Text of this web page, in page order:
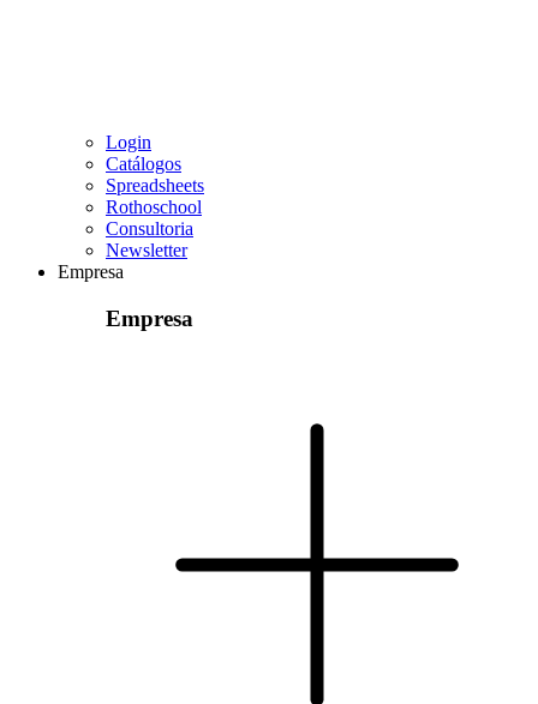
Login
Catálogos
Spreadsheets
Rothoschool
Consultoria
Newsletter
Empresa
Empresa